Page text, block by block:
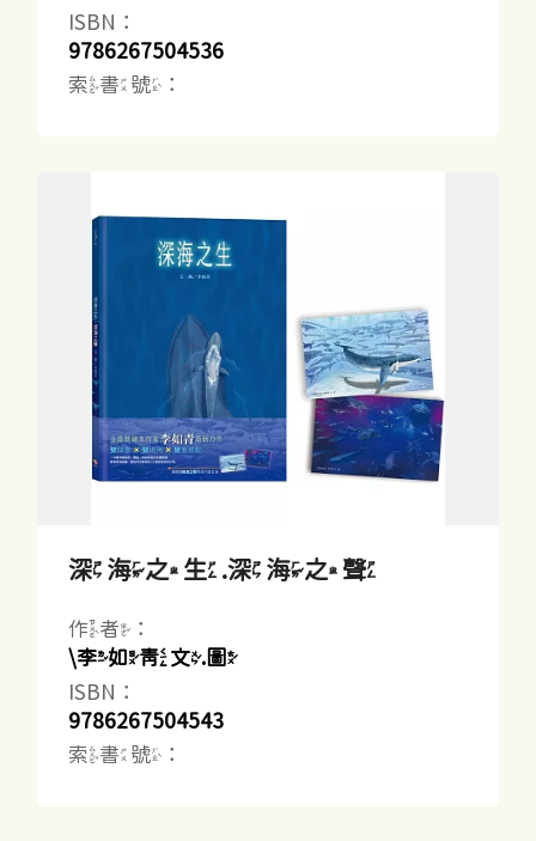
ISBN：
9786267504536
索書號：
深海之生.深海之聲
作者：
\李如青文.圖
ISBN：
9786267504543
索書號：